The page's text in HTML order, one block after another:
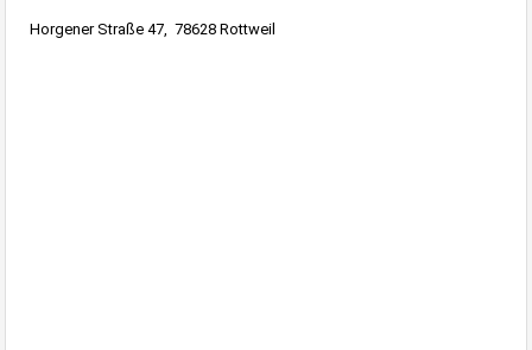
Horgener Straße 47, 78628 Rottweil